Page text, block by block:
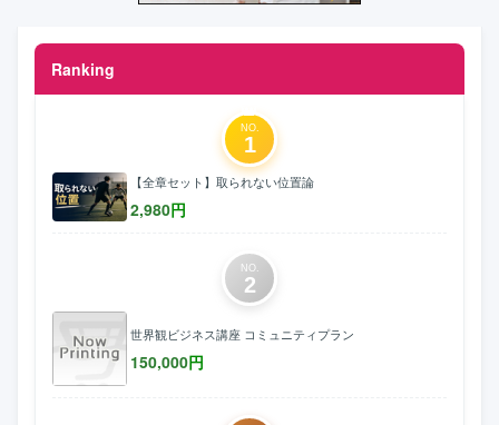
Ranking
NO.
1
【全章セット】取られない位置論
2,980円
NO.
2
世界観ビジネス講座 コミュニティプラン
150,000円